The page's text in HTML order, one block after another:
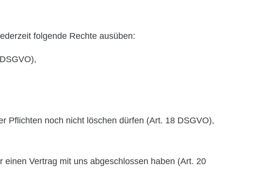
folgende Rechte ausüben:
Pflichten noch nicht löschen dürfen (Art. 18 DSGVO),
Vertrag mit uns abgeschlossen haben (Art. 20